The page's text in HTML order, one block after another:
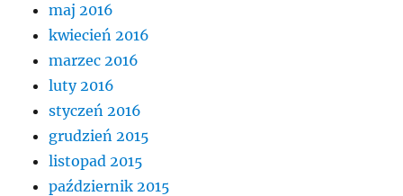
maj 2016
kwiecień 2016
marzec 2016
luty 2016
styczeń 2016
grudzień 2015
listopad 2015
październik 2015